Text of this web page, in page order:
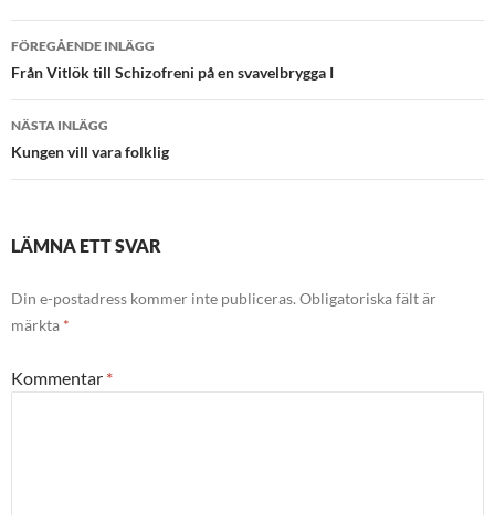
Inläggsnavigering
FÖREGÅENDE INLÄGG
Från Vitlök till Schizofreni på en svavelbrygga I
NÄSTA INLÄGG
Kungen vill vara folklig
LÄMNA ETT SVAR
Din e-postadress kommer inte publiceras. Obligatoriska fält är
märkta *
Kommentar *